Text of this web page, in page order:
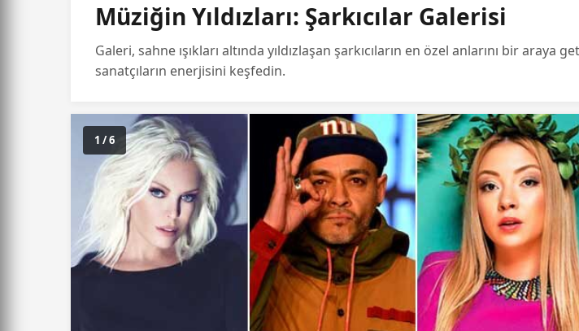
Müziğin Yıldızları: Şarkıcılar Galerisi
Galeri, sahne ışıkları altında yıldızlaşan şarkıcıların en özel anlarını bir
sanatçıların enerjisini keşfedin.
1 / 6